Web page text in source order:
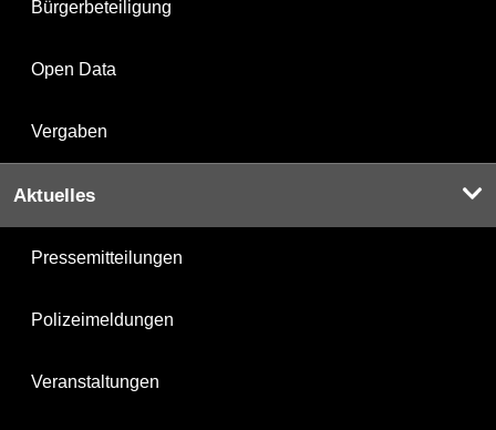
Bürgerbeteiligung
Open Data
Vergaben
Aktuelles
Pressemitteilungen
Polizeimeldungen
Veranstaltungen